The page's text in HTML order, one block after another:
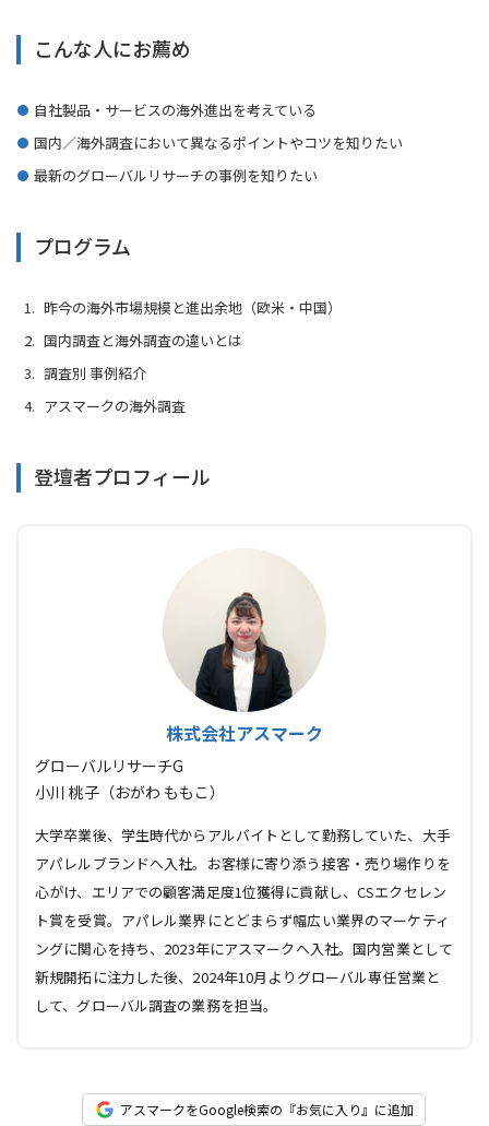
こんな人にお薦め
自社製品・サービスの海外進出を考えている
国内／海外調査において異なるポイントやコツを知りたい
最新のグローバルリサーチの事例を知りたい
プログラム
昨今の海外市場規模と進出余地（欧米・中国）
国内調査と海外調査の違いとは
調査別 事例紹介
アスマークの海外調査
登壇者プロフィール
株式会社アスマーク
グローバルリサーチG
小川 桃子（おがわ ももこ）
大学卒業後、学生時代からアルバイトとして勤務していた、大手
アパレルブランドへ入社。お客様に寄り添う接客・売り場作りを
心がけ、エリアでの顧客満足度1位獲得に貢献し、CSエクセレン
ト賞を受賞。アパレル業界にとどまらず幅広い業界のマーケティ
ングに関心を持ち、2023年にアスマークへ入社。国内営業として
新規開拓に注力した後、2024年10月よりグローバル専任営業と
して、グローバル調査の業務を担当。
アスマークをGoogle検索の『お気に入り』に追加